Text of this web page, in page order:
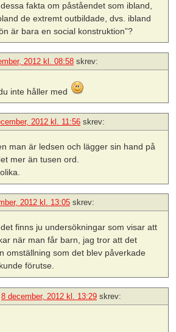
fakta om påståendet som ibland,
de extremt outbildade, dvs. ibland
är bara en social konstruktion”?
2012 kl. 08:58 skrev:
inte håller med
2012 kl. 11:56 skrev:
man är ledsen och lägger sin hand på
mer än tusen ord.
2012 kl. 13:05 skrev:
finns ju undersökningar som visar att
när man får barn, jag tror att det
omställning som det blev påverkade
förutse.
8 december, 2012 kl. 13:29 skrev: